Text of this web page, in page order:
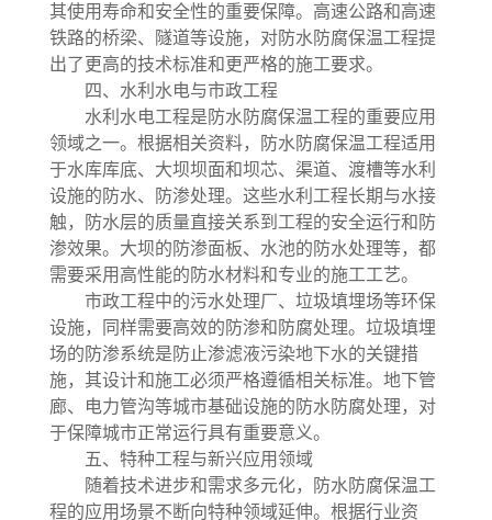
其使用寿命和安全性的重要保障。高速公路和高速
铁路的桥梁、隧道等设施，对防水防腐保温工程提
出了更高的技术标准和更严格的施工要求。
四、水利水电与市政工程
水利水电工程是防水防腐保温工程的重要应用
领域之一。根据相关资料，防水防腐保温工程适用
于水库库底、大坝坝面和坝芯、渠道、渡槽等水利
设施的防水、防渗处理。这些水利工程长期与水接
触，防水层的质量直接关系到工程的安全运行和防
渗效果。大坝的防渗面板、水池的防水处理等，都
需要采用高性能的防水材料和专业的施工工艺。
市政工程中的污水处理厂、垃圾填埋场等环保
设施，同样需要高效的防渗和防腐处理。垃圾填埋
场的防渗系统是防止渗滤液污染地下水的关键措
施，其设计和施工必须严格遵循相关标准。地下管
廊、电力管沟等城市基础设施的防水防腐处理，对
于保障城市正常运行具有重要意义。
五、特种工程与新兴应用领域
随着技术进步和需求多元化，防水防腐保温工
程的应用场景不断向特种领域延伸。根据行业资